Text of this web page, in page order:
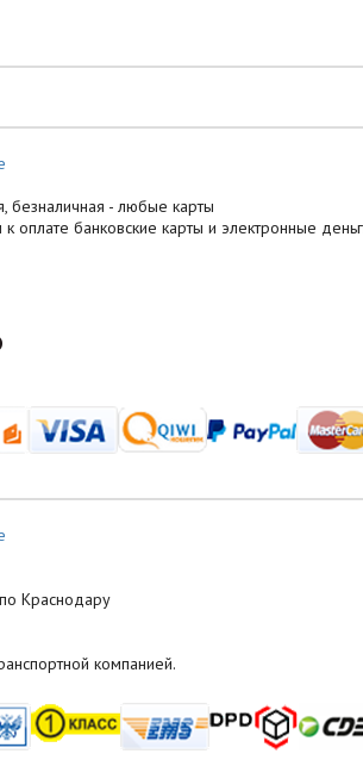
безналичная - любые карты
оплате банковские карты и электронные
Краснодару
компанией.